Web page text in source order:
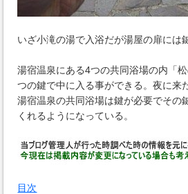
いざ小滝の湯で入浴だが湯屋の扉には
湯宿温泉にある4つの共同浴場の内「
つの鍵で中に入る事ができる。夜に来
湯宿温泉の共同浴場は鍵が必要でその
くれるようになっている。
目次